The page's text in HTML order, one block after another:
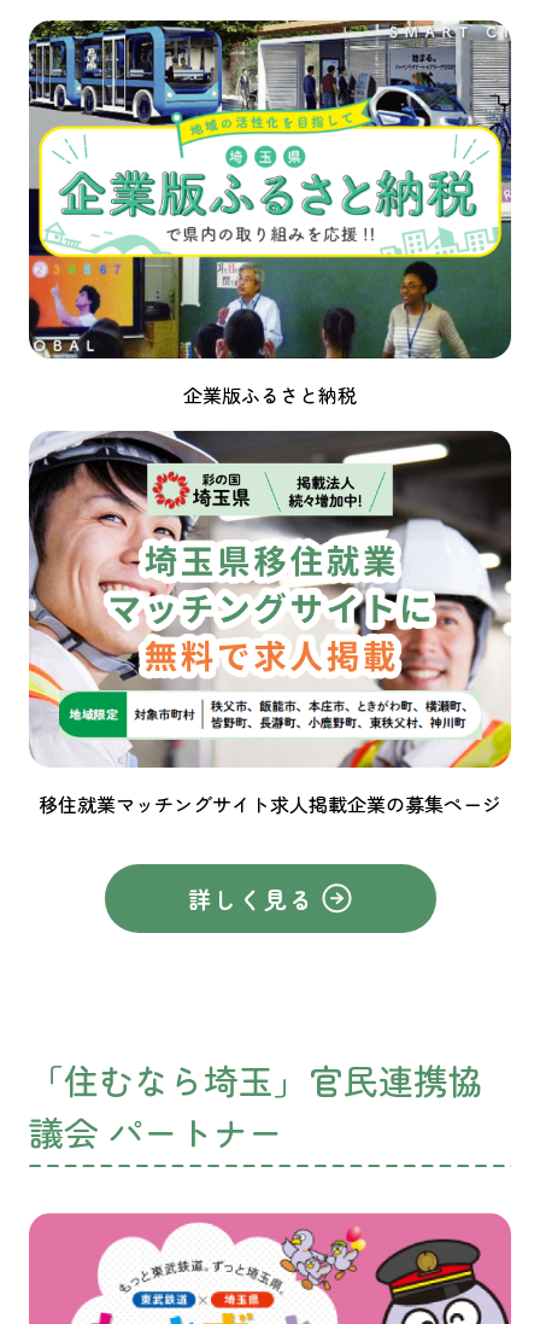
企業版ふるさと納税
移住就業マッチングサイト求人掲載企業の募集ページ
詳しく見る
「住むなら埼玉」官民連携協
議会 パートナー